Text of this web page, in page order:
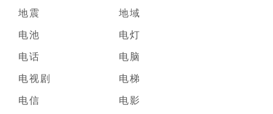
地震
地域
电池
电灯
电话
电脑
电视剧
电梯
电信
电影